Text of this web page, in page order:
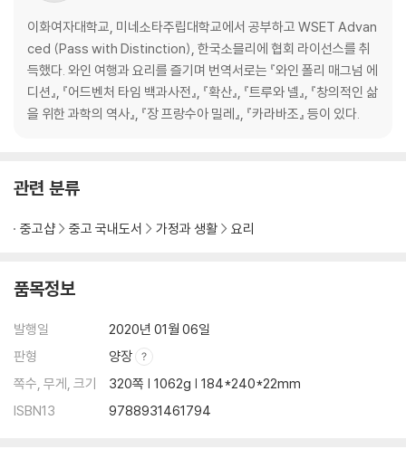
이화여자대학교, 미네소타주립대학교에서 공부하고 WSET Advan
ced (Pass with Distinction), 한국소믈리에 협회 라이선스를 취
득했다. 와인 여행과 요리를 즐기며 번역서로는 『와인 폴리 매그넘 에
디션』, 『어드벤처 타임 백과사전』, 『확산』, 『트루와 넬』, 『창의적인 삶
을 위한 과학의 역사』, 『장 프랑수아 밀레』, 『카라바조』 등이 있다.
관련 분류
중고샵 중고 국내도서 가정과 생활 요리
품목정보
발행일
2020년 01월 06일
판형
양장
쪽수, 무게, 크기
320쪽 | 1062g | 184*240*22mm
ISBN13
9788931461794